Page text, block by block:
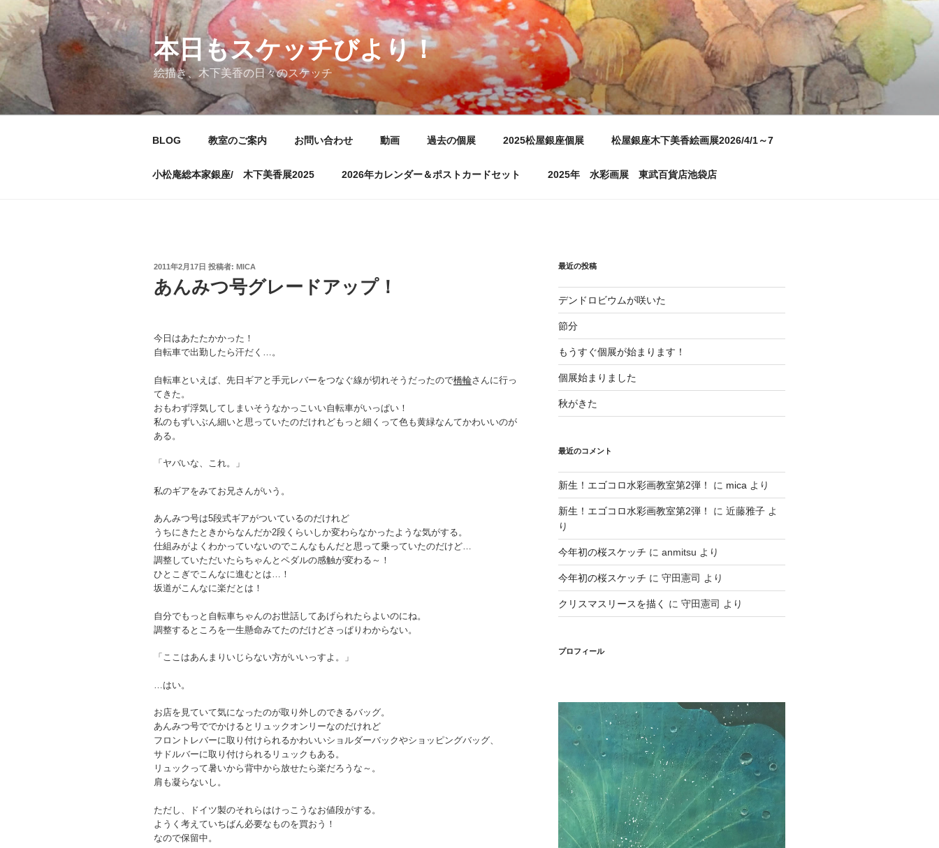
ン
テ
ン
ツ
へ
本日もスケッチびより！
絵描き、木下美香の日々のスケッチ
BLOG 教室のご案内 お問い合わせ 動画 過去の個展 2025松屋銀座個展 松屋銀座木下美香絵画展2026/4/1～7
小松庵総本家銀座/ 木下美香展2025 2026年カレンダー＆ポストカードセット 2025年 水彩画展 東武百貨店池袋店
投
稿
日:
2011年2月17日 投稿者: MICA
あんみつ号グレードアップ！
今日はあたたかかった！
自転車で出勤したら汗だく…。
自転車といえば、先日ギアと手元レバーをつなぐ線が切れそうだったので橋輪さんに行っ
てきた。
おもわず浮気してしまいそうなかっこいい自転車がいっぱい！
私のもずいぶん細いと思っていたのだけれどもっと細くって色も黄緑なんてかわいいのが
ある。
「ヤバいな、これ。」
私のギアをみてお兄さんがいう。
あんみつ号は5段式ギアがついているのだけれど
うちにきたときからなんだか2段くらいしか変わらなかったような気がする。
仕組みがよくわかっていないのでこんなもんだと思って乗っていたのだけど…
調整していただいたらちゃんとペダルの感触が変わる～！
ひとこぎでこんなに進むとは…！
坂道がこんなに楽だとは！
自分でもっと自転車ちゃんのお世話してあげられたらよいのにね。
調整するところを一生懸命みてたのだけどさっぱりわからない。
「ここはあんまりいじらない方がいいっすよ。」
…はい。
お店を見ていて気になったのが取り外しのできるバッグ。
あんみつ号ででかけるとリュックオンリーなのだけれど
フロントレバーに取り付けられるかわいいショルダーバックやショッピングバッグ、
サドルバーに取り付けられるリュックもある。
リュックって暑いから背中から放せたら楽だろうな～。
肩も凝らないし。
ただし、ドイツ製のそれらはけっこうなお値段がする。
ようく考えていちばん必要なものを買おう！
なので保留中。
最近の投稿
デンドロビウムが咲いた
節分
もうすぐ個展が始まります！
個展始まりました
秋がきた
最近のコメント
新生！エゴコロ水彩画教室第2弾！ に mica より
新生！エゴコロ水彩画教室第2弾！ に 近藤雅子よ
り
今年初の桜スケッチ に anmitsu より
今年初の桜スケッチ に 守田憲司 より
クリスマスリースを描く に 守田憲司 より
プロフィール